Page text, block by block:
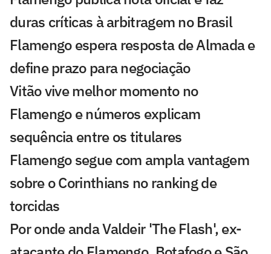
duras críticas à arbitragem no Brasil
Flamengo espera resposta de Almada e
define prazo para negociação
Vitão vive melhor momento no
Flamengo e números explicam
sequência entre os titulares
Flamengo segue com ampla vantagem
sobre o Corinthians no ranking de
torcidas
Por onde anda Valdeir 'The Flash', ex-